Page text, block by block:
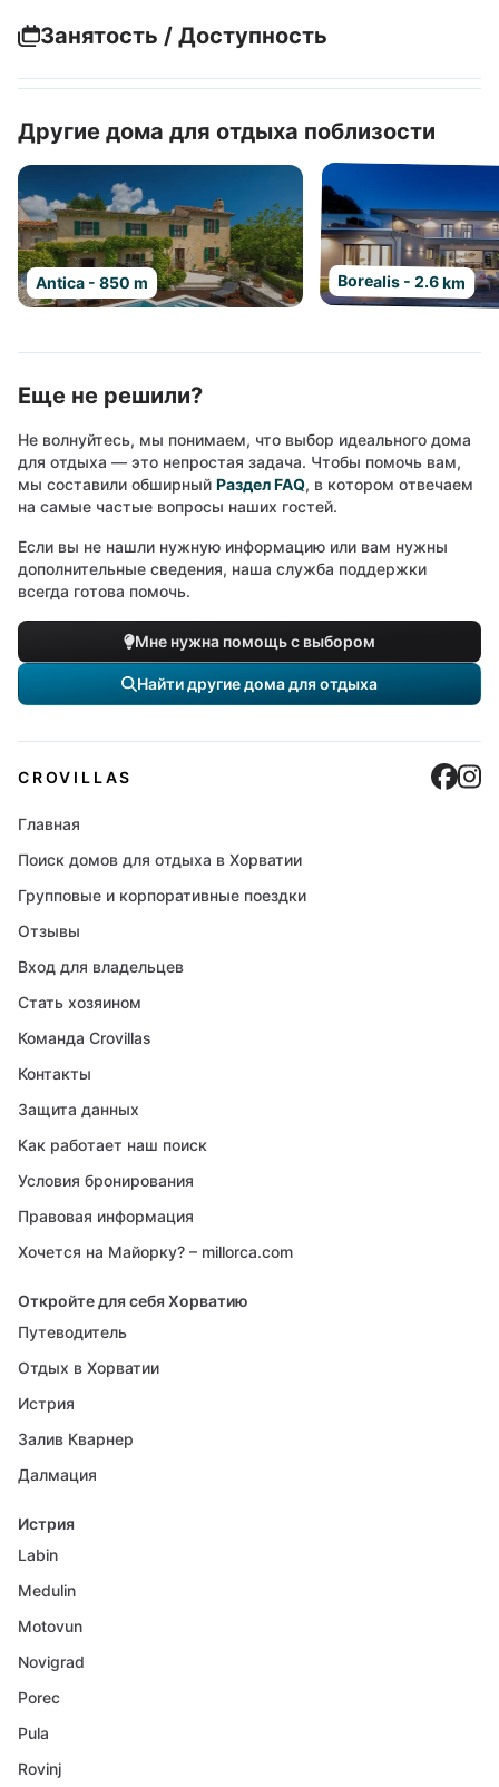
Занятость / Доступность
Другие дома для отдыха поблизости
Antica - 850 m Borealis - 2.6 km
Еще не решили?
Не волнуйтесь, мы понимаем, что выбор идеального дома
для отдыха — это непростая задача. Чтобы помочь вам,
мы составили обширный Раздел FAQ, в котором отвечаем
на самые частые вопросы наших гостей.
Если вы не нашли нужную информацию или вам нужны
дополнительные сведения, наша служба поддержки
всегда готова помочь.
Мне нужна помощь с выбором
Найти другие дома для отдыха
CROVILLAS
Главная
Поиск домов для отдыха в Хорватии
Групповые и корпоративные поездки
Отзывы
Вход для владельцев
Стать хозяином
Команда Crovillas
Контакты
Защита данных
Как работает наш поиск
Условия бронирования
Правовая информация
Хочется на Майорку? – millorca.com
Откройте для себя Хорватию
Путеводитель
Отдых в Хорватии
Истрия
Залив Кварнер
Далмация
Истрия
Labin
Medulin
Motovun
Novigrad
Porec
Pula
Rovinj